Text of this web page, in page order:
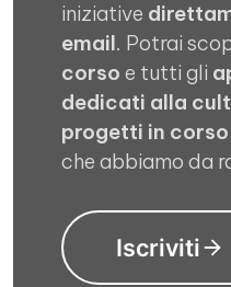
iniziative
email. Potrai
corso e tutti gli
dedicati alla
progetti in corso
che abbiamo da
Iscriviti